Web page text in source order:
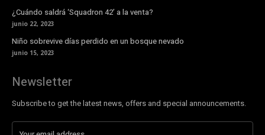
¿Cuándo saldrá ‘Squadron 42’ a la venta?
junio 22, 2023
Niño sobrevive días perdido en un bosque nevado
junio 15, 2023
Newsletter
Subscribe to get the latest news, offers and special announcements.